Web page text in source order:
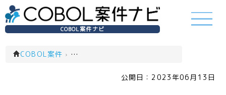
COBOL案件ナビ
COBOL案件 › システムエンジニア(SE)(一覧)
公開日： 2023年06月13日